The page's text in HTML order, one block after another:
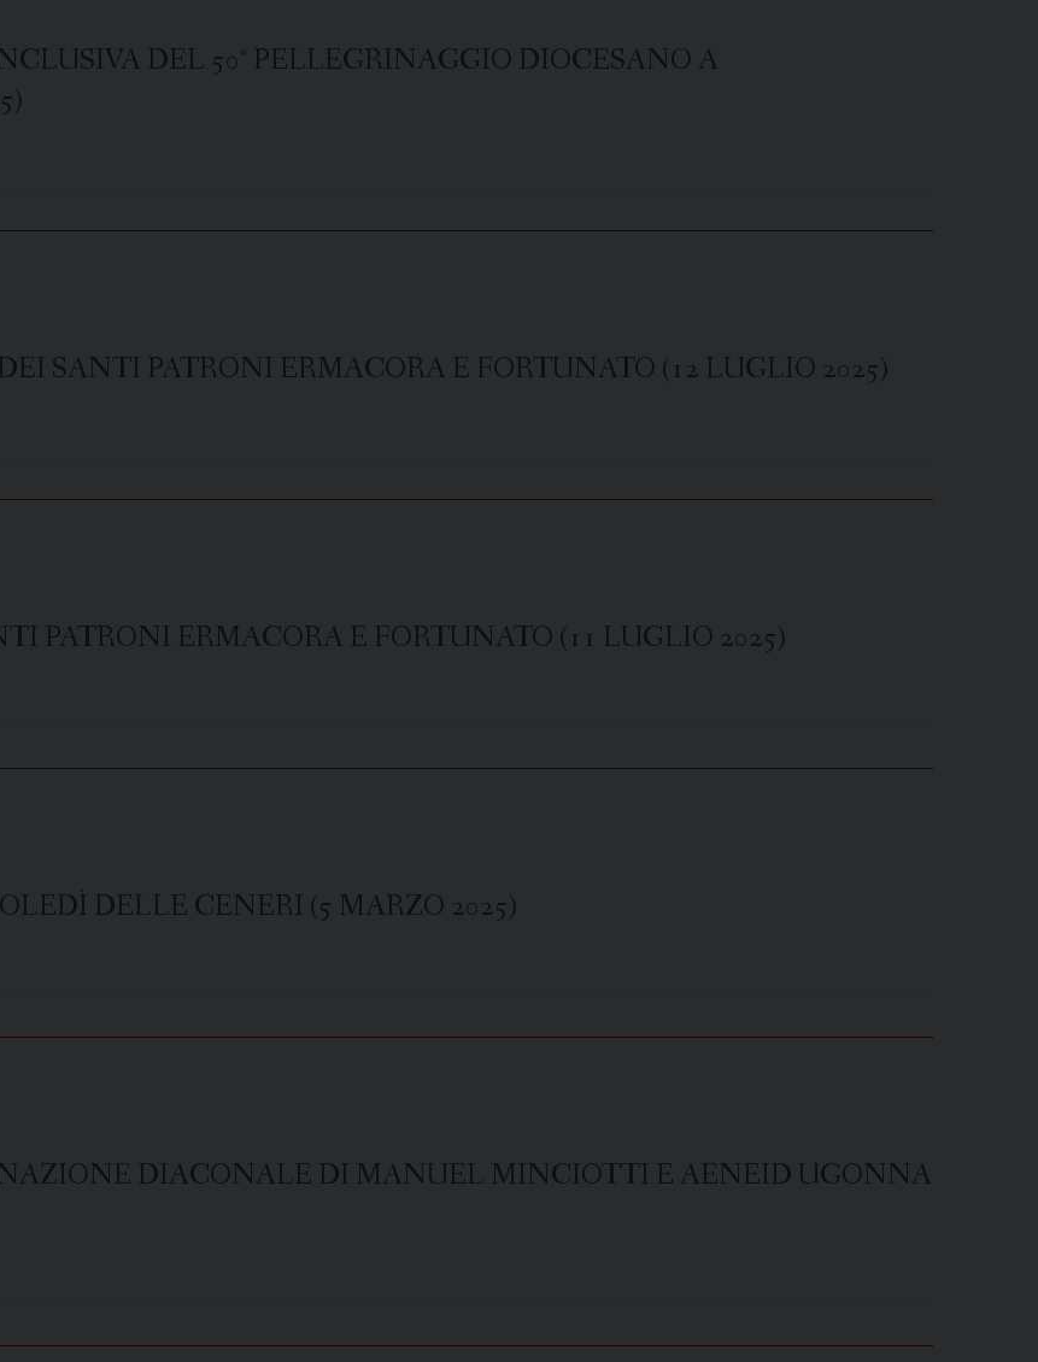
DEL 50° PELLEGRINAGGIO DIOCESANO A
SANTI PATRONI ERMACORA E FORTUNATO (12 LUGLIO 2025)
PATRONI ERMACORA E FORTUNATO (11 LUGLIO 2025)
DELLE CENERI (5 MARZO 2025)
DIACONALE DI MANUEL MINCIOTTI E AENEID UGONNA